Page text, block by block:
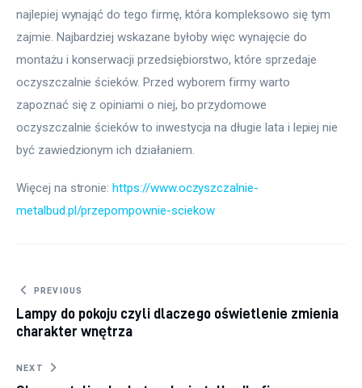
najlepiej wynająć do tego firmę, która kompleksowo się tym
zajmie. Najbardziej wskazane byłoby więc wynajęcie do
montażu i konserwacji przedsiębiorstwo, które sprzedaje
oczyszczalnie ścieków. Przed wyborem firmy warto
zapoznać się z opiniami o niej, bo przydomowe
oczyszczalnie ścieków to inwestycja na długie lata i lepiej nie
być zawiedzionym ich działaniem.
Więcej na stronie: https://www.oczyszczalnie-
metalbud.pl/przepompownie-sciekow
Nawigacja wpisu
PREVIOUS
Lampy do pokoju czyli dlaczego oświetlenie zmienia
charakter wnętrza
NEXT